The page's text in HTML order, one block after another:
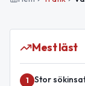
Mest läst
1 Stor